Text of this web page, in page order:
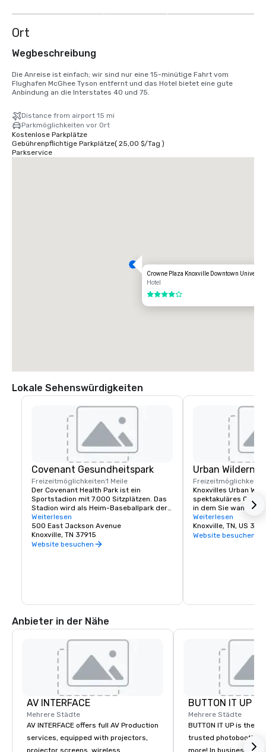
Ort
Wegbeschreibung
Die Anreise ist einfach; wir sind nur eine 15-minütige Fahrt vom
Flughafen McGhee Tyson entfernt und das Hotel bietet eine gute
Anbindung an die Interstates 40 und 75.
Distance from airport 15 mi
Parkmöglichkeiten vor Ort
Kostenlose Parkplätze
Gebührenpflichtige Parkplätze( 25,00 $/Tag )
Parkservice
Crowne Plaza Knoxville Downtown
Hotel
4 von 5
Lokale Sehenswürdigkeiten
Covenant Gesundheitspark
Freizeitmöglichkeiten1 Meile
Der Covenant Health Park ist ein
Sportstadion mit 7.000 Sitzplätzen. Das
Stadion wird als Heim-Baseballpark der
Double-A Knoxville Smokies der Southern
League, der Double-A-
Tochtergesellschaft der Chicago Cubs,
und One Knoxville SC, einer
Weiterlesen
500 East Jackson Avenue
Knoxville, TN 37915
Website besuchen
Urban
Freizeitmöglichkeiten
Knoxvilles Urban
spektakuläres
in dem Sie wandern,
paddeln oder
spazieren gehen
Herzen der Stadt.
ein Abenteuer!
Weiterlesen
Knoxville, TN, US
Website besuchen
Anbieter in der Nähe
AV INTERFACE
Mehrere Städte
AV INTERFACE offers full AV Production
services, equipped with projectors,
BUTTON IT UP
Mehrere Städte
BUTTON IT UP is the
trusted photobooth